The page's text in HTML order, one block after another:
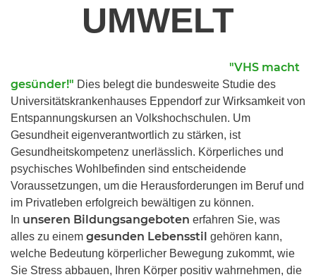
UMWELT
"VHS macht
gesünder!" Dies belegt die bundesweite Studie des
Universitätskrankenhauses Eppendorf zur Wirksamkeit von
Entspannungskursen an Volkshochschulen. Um
Gesundheit eigenverantwortlich zu stärken, ist
Gesundheitskompetenz unerlässlich. Körperliches und
psychisches Wohlbefinden sind entscheidende
Voraussetzungen, um die Herausforderungen im Beruf und
im Privatleben erfolgreich bewältigen zu können.
In unseren Bildungsangeboten erfahren Sie, was
alles zu einem gesunden Lebensstil gehören kann,
welche Bedeutung körperlicher Bewegung zukommt, wie
Sie Stress abbauen, Ihren Körper positiv wahrnehmen, die